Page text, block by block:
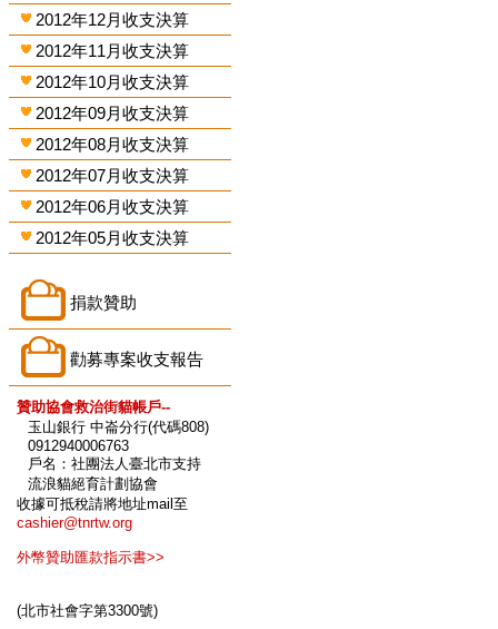
2012年12月收支決算
2012年11月收支決算
2012年10月收支決算
2012年09月收支決算
2012年08月收支決算
2012年07月收支決算
2012年06月收支決算
2012年05月收支決算
捐款贊助
勸募專案收支報告
贊助協會救治街貓帳戶--
玉山銀行 中崙分行(代碼808)
0912940006763
戶名：社團法人臺北市支持
流浪貓絕育計劃協會
收據可抵稅請將地址mail至
cashier@tnrtw.org
外幣贊助匯款指示書>>
(北市社會字第3300號)